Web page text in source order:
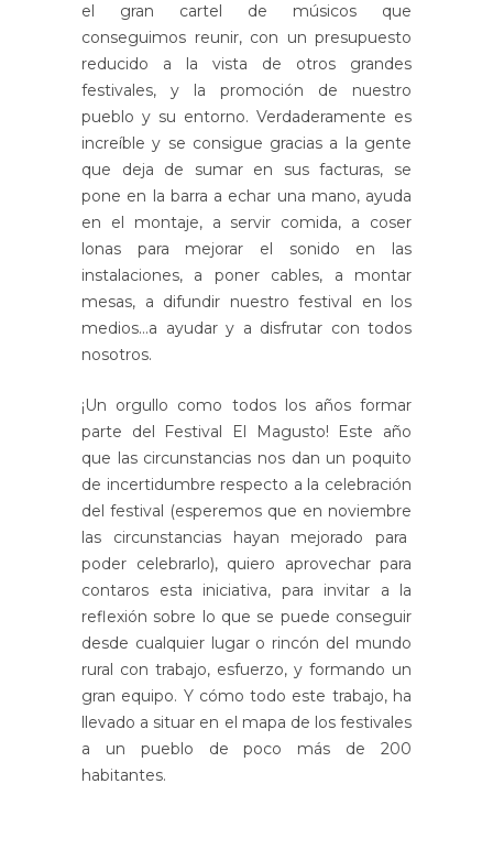
el gran cartel de músicos que
conseguimos reunir, con un presupuesto
reducido a la vista de otros grandes
festivales, y la promoción de nuestro
pueblo y su entorno. Verdaderamente es
increíble y se consigue gracias a la gente
que deja de sumar en sus facturas, se
pone en la barra a echar una mano, ayuda
en el montaje, a servir comida, a coser
lonas para mejorar el sonido en las
instalaciones, a poner cables, a montar
mesas, a difundir nuestro festival en los
medios…a ayudar y a disfrutar con todos
nosotros.
¡Un orgullo como todos los años formar
parte del Festival El Magusto! Este año
que las circunstancias nos dan un poquito
de incertidumbre respecto a la celebración
del festival (esperemos que en noviembre
las circunstancias hayan mejorado para
poder celebrarlo), quiero aprovechar para
contaros esta iniciativa, para invitar a la
reflexión sobre lo que se puede conseguir
desde cualquier lugar o rincón del mundo
rural con trabajo, esfuerzo, y formando un
gran equipo. Y cómo todo este trabajo, ha
llevado a situar en el mapa de los festivales
a un pueblo de poco más de 200
habitantes.